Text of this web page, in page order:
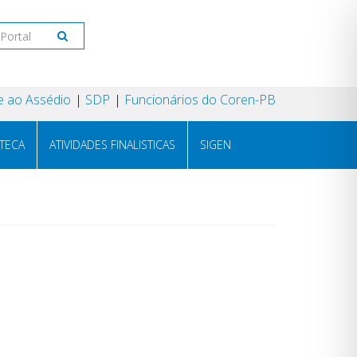
ao Assédio SDP Funcionários do Coren-PB
ATIVIDADES FINALISTICAS SIGEN